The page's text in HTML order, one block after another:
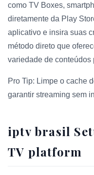
como TV Boxes,
diretamente da Play
aplicativo e insira suas
método direto que
variedade de conteúdos
Pro Tip: Limpe o cache
garantir streaming sem
iptv brasil
TV platform